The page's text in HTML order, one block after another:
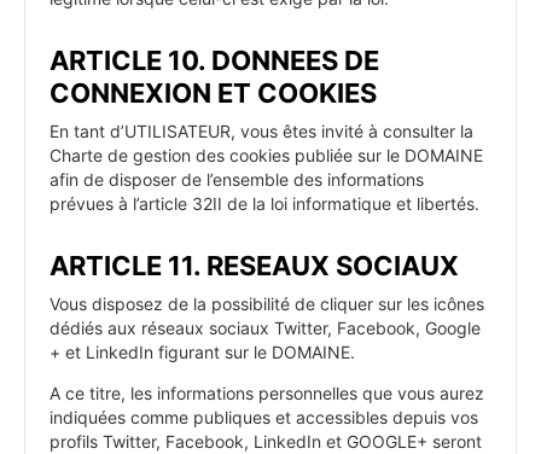
ARTICLE 10. DONNEES DE
CONNEXION ET COOKIES
En tant d’UTILISATEUR, vous êtes invité à consulter la
Charte de gestion des cookies publiée sur le DOMAINE
afin de disposer de l’ensemble des informations
prévues à l’article 32II de la loi informatique et libertés.
ARTICLE 11. RESEAUX SOCIAUX
Vous disposez de la possibilité de cliquer sur les icônes
dédiés aux réseaux sociaux Twitter, Facebook, Google
+ et LinkedIn figurant sur le DOMAINE.
A ce titre, les informations personnelles que vous aurez
indiquées comme publiques et accessibles depuis vos
profils Twitter, Facebook, LinkedIn et GOOGLE+ seront